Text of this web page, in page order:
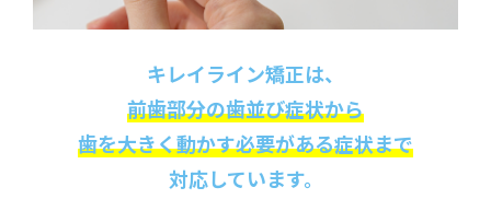
キレイライン矯正は、
前歯部分の歯並び症状から
歯を大きく動かす必要がある症状まで
対応しています。